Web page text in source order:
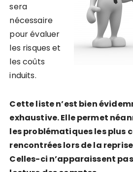
sera
nécessaire
pour évaluer
les risques et
les coûts
induits.
Cette liste n’est bien
exhaustive. Elle permet
les problématiques les plus
rencontrées lors de la
Celles-ci n’apparaissent